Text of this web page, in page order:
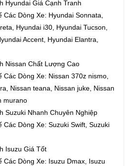
Hyundai Giá Cạnh Tranh
Dòng Xe: Hyundai Sonnata,
Hyundai i30, Hyundai Tucson,
Accent, Hyundai Elantra,
Nissan Chất Lượng Cao
Dòng Xe: Nissan 370z nismo,
Nissan teana, Nissan juke, Nissan
murano
Suzuki Nhanh Chuyên Nghiệp
Dòng Xe: Suzuki Swift, Suzuki
Isuzu Giá Tốt
Dòng Xe: Isuzu Dmax, Isuzu